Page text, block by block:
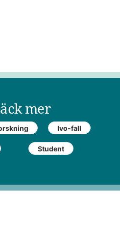
mer
Ivo-fall
Student